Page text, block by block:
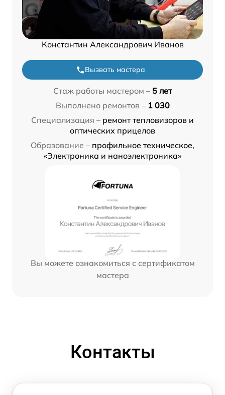
Константин Александрович Иванов
Вызвать мастера
Стаж работы мастером – 5 лет
Выполнено ремонтов – 1 030
Специализация – ремонт тепловизоров и
оптических прицелов
Образование – профильное техническое,
«Электроника и наноэлектроника»
Вы можете ознакомиться с сертификатом
мастера
Контакты